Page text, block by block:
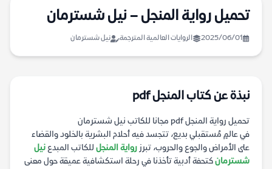
تحميل رواية المنجل – نيل شسترمان
2025/06/01 الروايات العالمية المترجمة نيل شسترمان
نبذة عن كتاب المنجل pdf
تحميل رواية المنجل pdf مجانا للكاتب نيل شسترمان
في عالمٍ مُستقبلي بديع، تتجسد فيه أحلام البشرية بالخلود والقضاء
على الأمراض والجوع والحروب، تبرز رواية المنجل للكاتب المبدع نيل
شسترمانكتحفة أدبية تأخذنا في رحلة استكشافية عميقة حول معنى